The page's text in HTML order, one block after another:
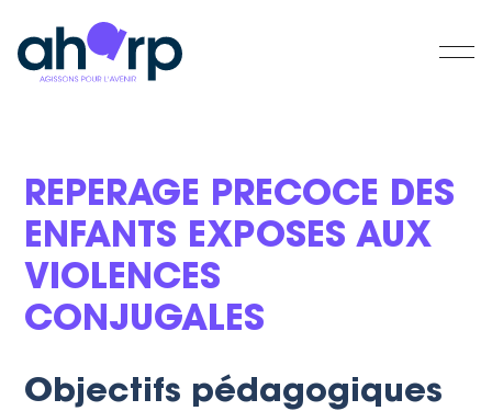
REPERAGE PRECOCE DES
ENFANTS EXPOSES AUX
VIOLENCES
CONJUGALES
Objectifs pédagogiques